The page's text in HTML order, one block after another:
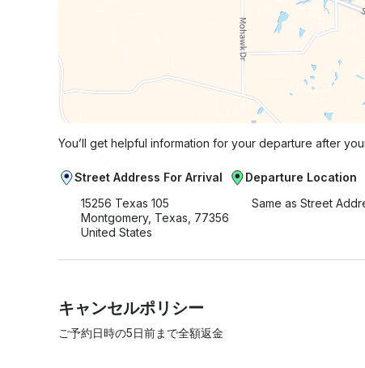
You’ll get helpful information for your departure after
Street Address For Arrival
15256 Texas 105
Montgomery, Texas, 77356
United States
Departure Location
Same as Street
キャンセルポリシー
ご予約日時の5日前まで全額返金